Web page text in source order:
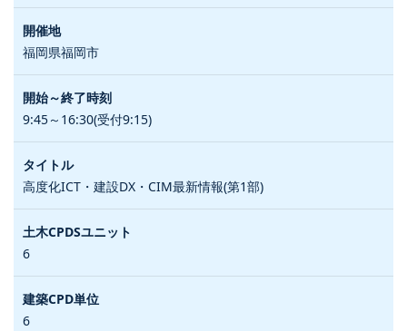
福岡県福岡市
9:45～16:30(受付9:15)
高度化ICT・建設DX・CIM最新情報(第1部)
6
6